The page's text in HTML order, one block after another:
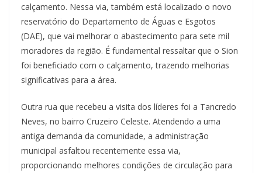
calçamento. Nessa via, também está localizado o novo
reservatório do Departamento de Águas e Esgotos
(DAE), que vai melhorar o abastecimento para sete mil
moradores da região. É fundamental ressaltar que o Sion
foi beneficiado com o calçamento, trazendo melhorias
significativas para a área.
Outra rua que recebeu a visita dos líderes foi a Tancredo
Neves, no bairro Cruzeiro Celeste. Atendendo a uma
antiga demanda da comunidade, a administração
municipal asfaltou recentemente essa via,
proporcionando melhores condições de circulação para